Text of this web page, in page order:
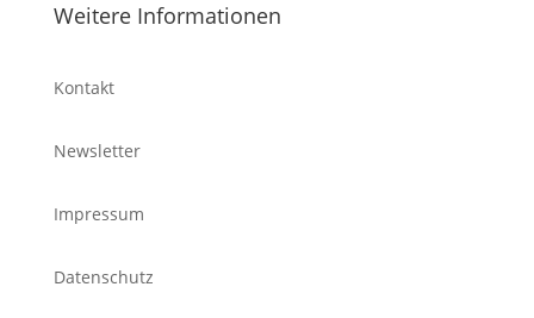
Weitere Informationen
Kontakt
Newsletter
Impressum
Datenschutz